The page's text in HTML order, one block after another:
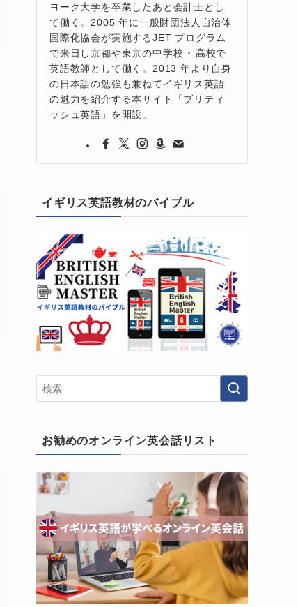
ヨーク大学を卒業したあと会計士とし
て働く。2005 年に一般財団法人自治体
国際化協会が実施するJET プログラム
で来日し京都や東京の中学校 ･ 高校で
英語教師として働く。2013 年より自身
の日本語の勉強も兼ねてイギリス英語
の魅力を紹介する本サイト「ブリティ
ッシュ英語」を開設。
イギリス英語教材のバイブル
お勧めのオンライン英会話リスト